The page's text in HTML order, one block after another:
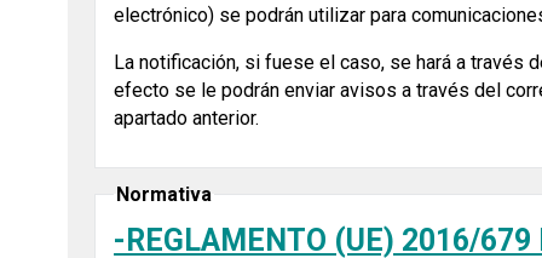
electrónico) se podrán utilizar para
La notificación, si fuese el caso, se hará a través
efecto se le podrán enviar avisos a través del
apartado anterior.
Normativa
-REGLAMENTO (UE) 2016/679